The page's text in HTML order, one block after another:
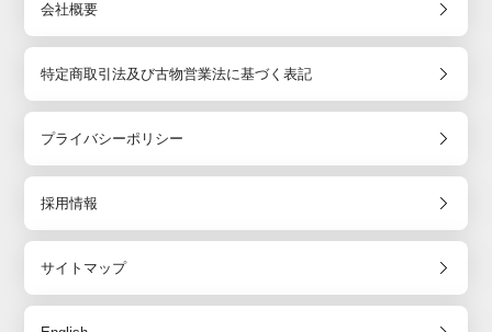
会社概要
特定商取引法及び古物営業法に基づく表記
プライバシーポリシー
採用情報
サイトマップ